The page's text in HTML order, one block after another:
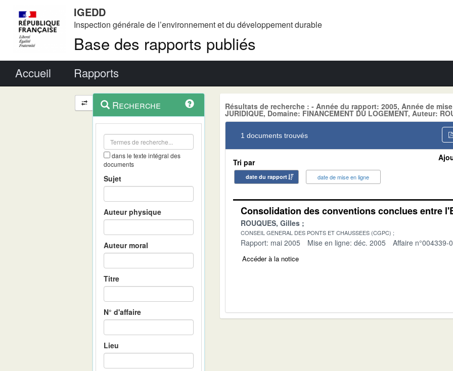
IGEDD
Inspection générale de l’environnement et du développement durable
Base des rapports publiés
Accueil Rapports
Navigation
et
outils
contextuel
Recherche
dans le texte intégral des
documents
Sujet
Auteur physique
Auteur moral
Titre
N° d'affaire
Lieu
Résultats de recherche : - Année du rapport: 2005, Année de
JURIDIQUE, Domaine: FINANCEMENT DU LOGEMENT, Auteur:
1 documents trouvés
Tri par
date du rapport date de mise en ligne
Consolidation des conventions conclues entre
ROUQUES, Gilles
CONSEIL GENERAL DES PONTS ET CHAUSSEES (CGPC)
Rapport: mai 2005 Mise en ligne: déc. 2005 Affaire n°004339-
Accéder à la notice